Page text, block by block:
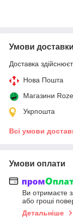
Умови доставки
Доставка
Нова Пошта
Магазини
Укрпошта
Всі умови
Умови оплати
Ви отримаєте
або гроші
Детальніше